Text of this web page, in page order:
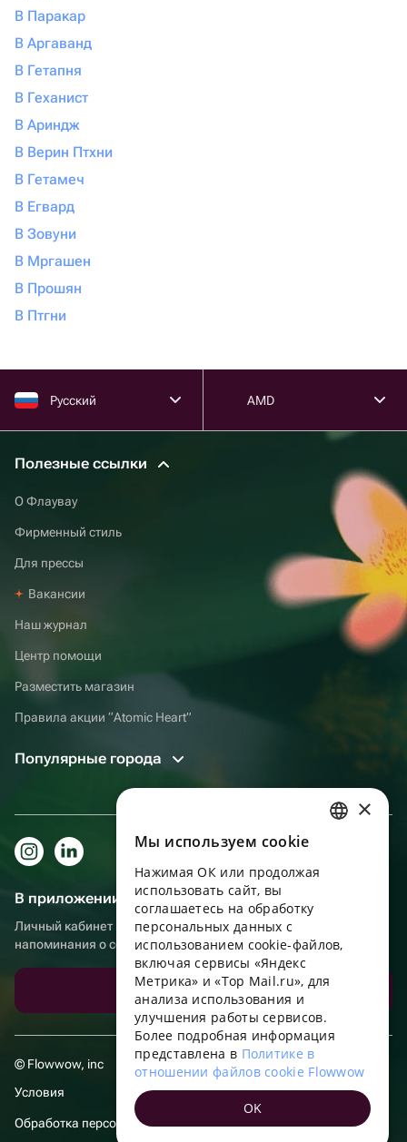
В Паракар
В Аргаванд
В Гетапня
В Геханист
В Ариндж
В Верин Птхни
В Гетамеч
В Егвард
В Зовуни
В Мргашен
В Прошян
В Птгни
Русский AMD
Полезные ссылки
О Флаувау
Фирменный стиль
Для прессы
Вакансии
Наш журнал
Центр помощи
Разместить магазин
Правила акции “Atomic Heart”
Популярные города
В приложении еще удобнее!
Личный кабинет получателя, больше бонусов за покупки и
напоминания о событиях
Скачать приложение
© Flowwow, inc
Условия
Обработка персональных данных
ENGLISH
UKRAINIAN
PORTUGUESE
FRENCH
TURKISH
×
Мы используем сookie
Нажимая ОК или продолжая
использовать сайт, вы
соглашаетесь на обработку
персональных данных с
использованием cookie-файлов,
включая сервисы «Яндекс
Метрика» и «Top Mail.ru», для
анализа использования и
улучшения работы сервисов.
Более подробная информация
представлена в Политике в
отношении файлов cookie Flowwow
OK